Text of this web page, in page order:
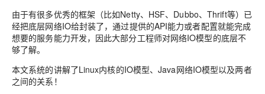
由于有很多优秀的框架（比如Netty、HSF、Dubbo、Thrift等）已
经把底层网络IO给封装了，通过提供的API能力或者配置就能完成
想要的服务能力开发，因此大部分工程师对网络IO模型的底层不
够了解。
本文系统的讲解了Linux内核的IO模型、Java网络IO模型以及两者
之间的关系！